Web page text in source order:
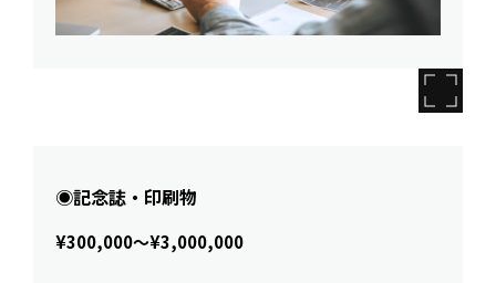
◉記念誌・印刷物
¥300,000〜¥3,000,000